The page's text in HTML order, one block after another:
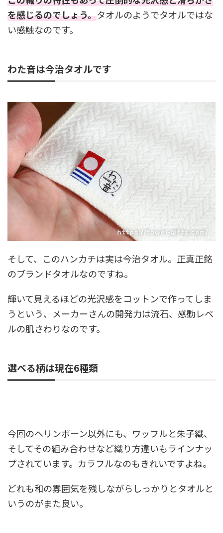
を感じるのでしょう。タオルのようでタオルではな
い感触なのです。
わた音は今治タオルです
そして、このハンカチは実は今治タオル。正真正銘
のブランドタオルなのですね。
輝いて見えるほどの光沢感をコットンで作ってしま
うという、メーカーさんの開発力は流石、感動レベ
ルの肌さわりなのです。
選べる柄は現在6種類
今回のヘリンボーン以外にも、ワッフルと朱子織、
そしてその組み合わせなど織り方違いもラインナッ
プされています。カラフルなのもきれいですよね。
どれも和の雰囲気を残しながらしっかりとタオルと
いうのがまた良い。